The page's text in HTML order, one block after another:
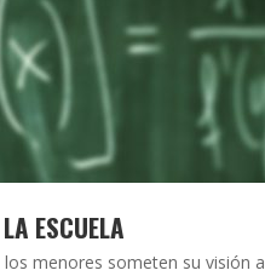
ESCUELA
menores someten su visión a